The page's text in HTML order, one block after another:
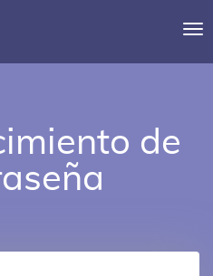
sesión
de